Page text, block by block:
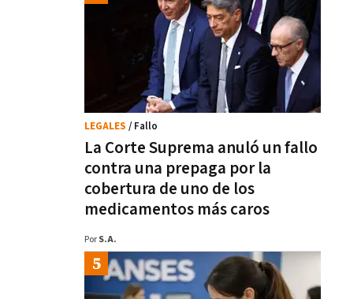
La Corte Suprema anuló un fallo
contra una prepaga por la
cobertura de uno de los
medicamentos más caros
LEGALES / Fallo
Por S.A.